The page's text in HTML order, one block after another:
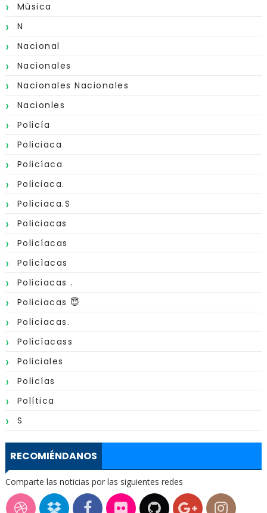
Mùsica
N
Nacional
Nacionales
Nacionales Nacionales
Nacionles
Policía
Policiaca
Policíaca
Policiaca.
Policiaca.s
Policiacas
Policíacas
Policìacas
Policiacas .
Policiacas 😇
Policiacas.
Policíacass
Policiales
Policías
Política
S
RECOMIÉNDANOS
Comparte las noticias por las siguientes redes